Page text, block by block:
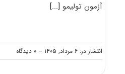
آزمون تولیمو [...]
انتشار در: ۶ مرداد, ۱۴۰۵ -- ۰ دیدگاه
on
شروع